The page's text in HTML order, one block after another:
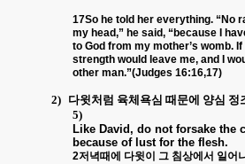
17So he told her everything. “No
my head,” he said, “because I
to God from my mother’s womb.
strength would leave me, and I
other man.”(Judges 16:16,17)
2) 다윗처럼 육체욕심 때문에 양심 정
5)
Like David, do not forsake the
because of lust for the flesh.
2저녁때에 다윗이 그 침상에서 일어